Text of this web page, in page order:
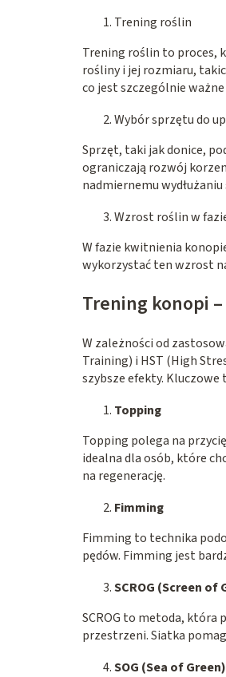
Trening roślin
Trening roślin to proces,
rośliny i jej rozmiaru,
co jest szczególnie
Wybór sprzętu do
Sprzęt, taki jak donice,
ograniczają rozwój
nadmiernemu wydłużaniu
Wzrost roślin w
W fazie kwitnienia
wykorzystać ten wzrost
Trening konopi
W zależności od
Training) i HST (High
szybsze efekty.
Topping
Topping polega na
idealna dla osób, które
na regenerację.
Fimming
Fimming to technika
pędów. Fimming jest
SCROG (Screen of
SCROG to metoda, która
przestrzeni. Siatka
SOG (Sea of Green)